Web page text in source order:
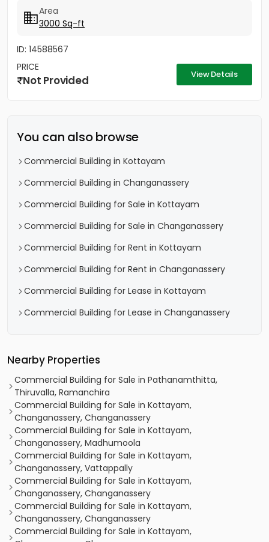
Area
3000 Sq-ft
ID: 14588567
PRICE
Not Provided View Details
You can also browse
Commercial Building in Kottayam
Commercial Building in Changanassery
Commercial Building for Sale in Kottayam
Commercial Building for Sale in Changanassery
Commercial Building for Rent in Kottayam
Commercial Building for Rent in Changanassery
Commercial Building for Lease in Kottayam
Commercial Building for Lease in Changanassery
Nearby Properties
Commercial Building for Sale in Pathanamthitta,
Thiruvalla, Ramanchira
Commercial Building for Sale in Kottayam,
Changanassery, Changanassery
Commercial Building for Sale in Kottayam,
Changanassery, Madhumoola
Commercial Building for Sale in Kottayam,
Changanassery, Vattappally
Commercial Building for Sale in Kottayam,
Changanassery, Changanassery
Commercial Building for Sale in Kottayam,
Changanassery, Changanassery
Commercial Building for Sale in Kottayam,